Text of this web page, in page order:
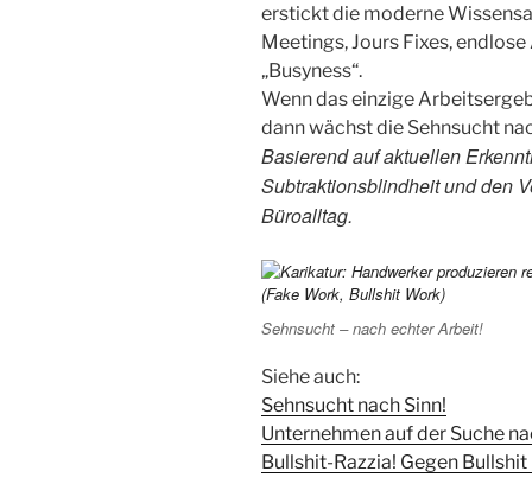
erstickt die moderne
Meetings, Jours Fixes,
„Busyness“.
Wenn das einzige
dann wächst die Sehnsucht
Basierend auf aktuellen
Subtraktionsblindheit und den
Büroalltag.
Sehnsucht – nach echter Arbeit!
Siehe auch:
Sehnsucht nach Sinn!
Unternehmen auf der Suche
Bullshit-Razzia! Gegen